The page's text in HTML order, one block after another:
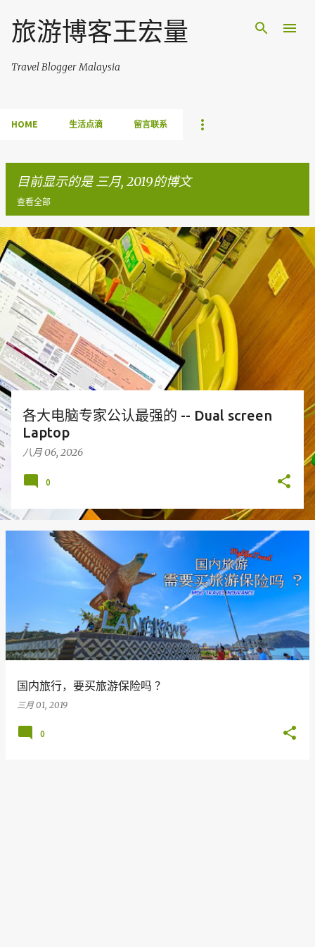
跳至主要内容
旅游博客王宏量
Travel Blogger Malaysia
HOME 生活点滴 留言联系
目前显示的是 三月, 2019的博文
查看全部
博
文
各大电脑专家公认最强的 -- Dual screen
Laptop
八月 06, 2026
0
国内旅行，要买旅游保险吗 ？
三月 01, 2019
0